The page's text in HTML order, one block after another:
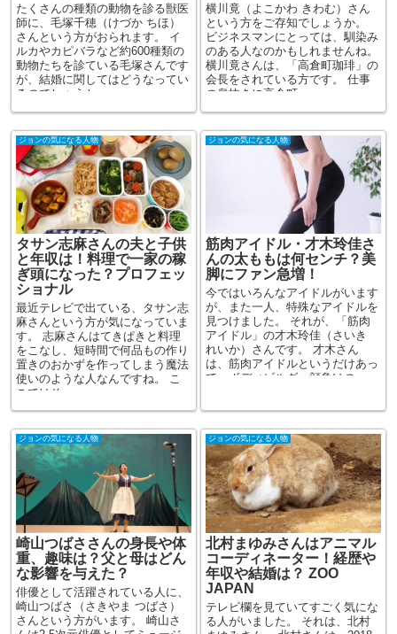
たくさんの種類の動物を診る獣医
師に、毛塚千穂（けづか ちほ）
さんという方がおられます。 イ
ルカやカピバラなど約600種類の
動物たちを診ている毛塚さんです
が、結婚に関してはどうなってい
るのでしょうか。 ...
横川竟（よこかわ きわむ）さん
という方をご存知でしょうか。
ビジネスマンにとっては、馴染み
のある人なのかもしれませんね。
横川竟さんは、「高倉町珈琲」の
会長をされている方です。 仕事
の息抜きに高倉町...
ジョンの気になる人物
タサン志麻さんの夫と子供
と年収は！料理で一家の稼
ぎ頭になった？プロフェッ
ショナル
最近テレビで出ている、タサン志
麻さんという方が気になっていま
す。 志麻さんはてきぱきと料理
をこなし、短時間で何品もの作り
置きのおかずを作ってしまう魔法
使いのような人なんですね。 こ
こではそ...
ジョンの気になる人物
筋肉アイドル・才木玲佳さ
んの太ももは何センチ？美
脚にファン急増！
今ではいろんなアイドルがいます
が、また一人、特殊なアイドルを
見つけました。 それが、「筋肉
アイドル」の才木玲佳（さいき
れいか）さんです。 才木さん
は、筋肉アイドルというだけあっ
て、ボディビルダー顔負けの...
ジョンの気になる人物
崎山つばささんの身長や体
重、趣味は？父と母はどん
な影響を与えた？
俳優として活躍されている人に、
崎山つばさ（さきやま つばさ）
さんという方がいます。 崎山さ
ジョンの気になる人物
北村まゆみさんはアニマル
コーディネーター！経歴や
年収や結婚は？ ZOO
JAPAN
テレビ欄を見ていてすごく気にな
る人がいました。 それは、北村